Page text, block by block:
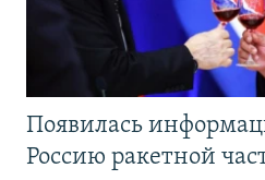
Появилась
Россию ракетной